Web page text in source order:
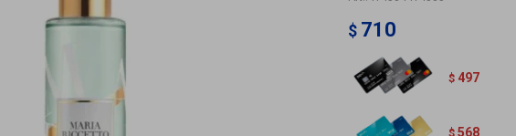
$ 710
$ 497
$ 568